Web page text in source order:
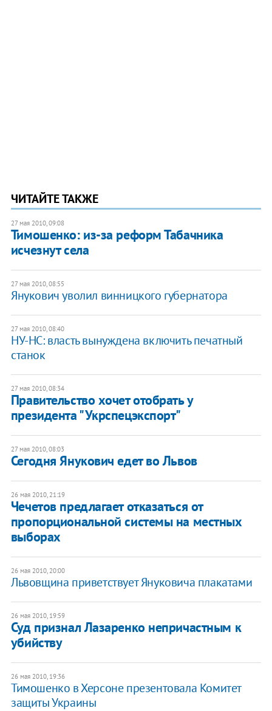
ЧИТАЙТЕ ТАКЖЕ
27 мая 2010, 09:08
Тимошенко: из-за реформ Табачника
исчезнут села
27 мая 2010, 08:55
Янукович уволил винницкого губернатора
27 мая 2010, 08:40
НУ-НС: власть вынуждена включить печатный
станок
27 мая 2010, 08:34
Правительство хочет отобрать у
президента "Укрспецэкспорт"
27 мая 2010, 08:03
Сегодня Янукович едет во Львов
26 мая 2010, 21:19
Чечетов предлагает отказаться от
пропорциональной системы на местных
выборах
26 мая 2010, 20:00
Львовщина приветствует Януковича плакатами
26 мая 2010, 19:59
Суд признал Лазаренко непричастным к
убийству
26 мая 2010, 19:36
Тимошенко в Херсоне презентовала Комитет
защиты Украины